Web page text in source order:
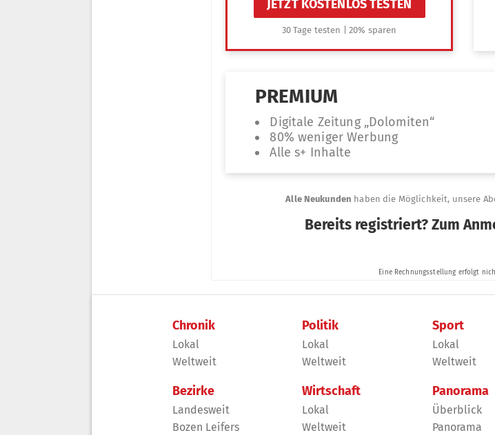
Chronik
Lokal
Weltweit
Bezirke
Landesweit
Bozen Leifers
Politik
Lokal
Weltweit
Wirtschaft
Lokal
Weltweit
Sport
Lokal
Weltweit
Panorama
Überblick
Panorama